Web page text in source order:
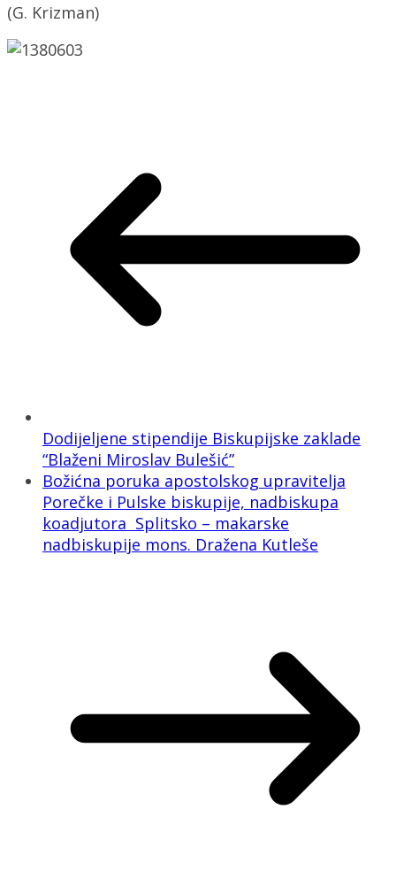
(G. Krizman)
Dodijeljene stipendije Biskupijske zaklade
“Blaženi Miroslav Bulešić”
Božićna poruka apostolskog upravitelja
Porečke i Pulske biskupije, nadbiskupa
koadjutora Splitsko – makarske
nadbiskupije mons. Dražena Kutleše